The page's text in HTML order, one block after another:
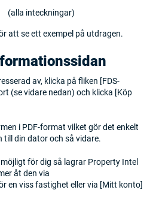
inteckningar)
att se ett exempel på utdragen.
av, klicka på fliken [FDS-
(se vidare nedan) och klicka [Köp
i PDF-format vilket gör det enkelt
till din dator och så vidare.
för dig så lagrar Property Intel
åt den via
en viss fastighet eller via [Mitt konto]